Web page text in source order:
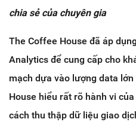
chia sẻ của chuyên gia
The Coffee House đã áp
Analytics để cung cấp cho
mạch dựa vào lượng data
House hiểu rất rõ hành vi
cách thu thập dữ liệu giao